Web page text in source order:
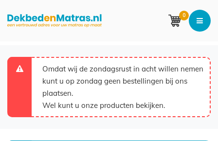
0
Omdat wij de zondagsrust in acht willen nemen
kunt u op zondag geen bestellingen bij ons
plaatsen.
Wel kunt u onze producten bekijken.